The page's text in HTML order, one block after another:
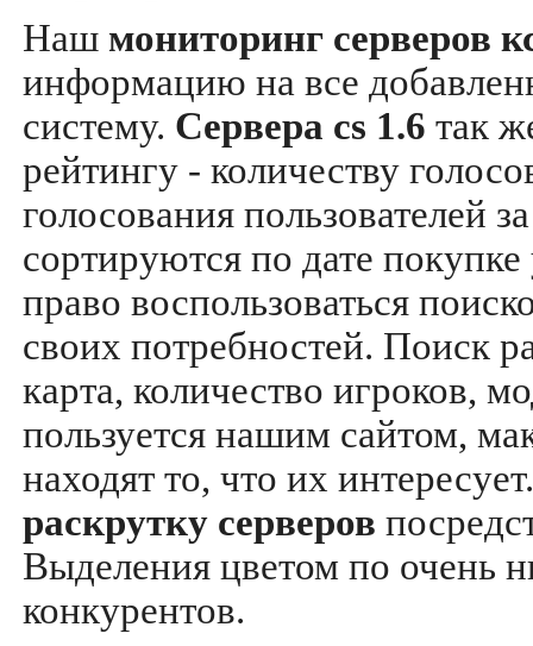
Наш мониторинг серверов
информацию на все
систему. Сервера cs 1.6 так
рейтингу - количеству
голосования пользователей
сортируются по дате
право воспользоваться
своих потребностей. Поиск
карта, количество игроков,
пользуется нашим сайтом,
находят то, что их
раскрутку серверов
Выделения цветом по очень
конкурентов.